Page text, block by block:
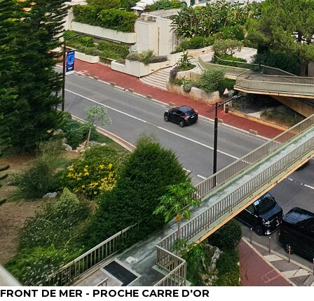
FRONT DE MER - PROCHE CARRE D'OR